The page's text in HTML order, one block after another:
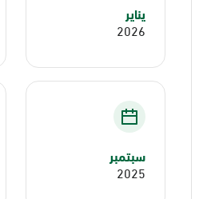
يناير
2026
سبتمبر
2025